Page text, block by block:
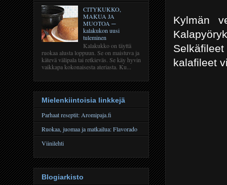
Kylmän
kalafileet
CITYKUKKO,
MAKUA JA
MUOTOA ─
kalakukon uusi
tuleminen
Kalakukko on täyttä
ruokaa alusta loppuun. Se on maistuva ja
kätevä välipala tai retkieväs. Se käy hyvin
vaikkapa kokonaisesta ateriasta. Ku...
Mielenkiintoisia linkkejä
Parhaat reseptit: Aromipaja.fi
Ruokaa, juomaa ja matkailua: Flavorado
Viinilehti
Blogiarkisto